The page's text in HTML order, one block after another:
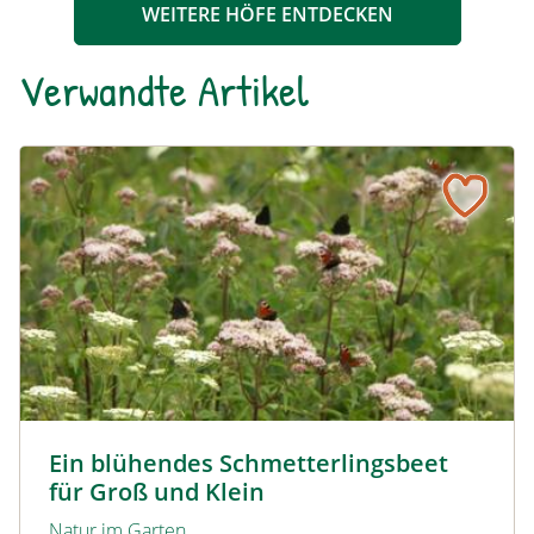
WEITERE HÖFE ENTDECKEN
Verwandte Artikel
Ein blühendes Schmetterlingsbeet
für Groß und Klein
Ein blühendes Schmetterlingsbeet für Groß und Klein